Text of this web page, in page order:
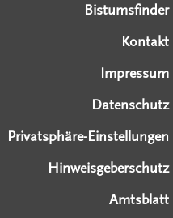
Bistumsfinder
Kontakt
Impressum
Datenschutz
Privatsphäre-Einstellungen
Hinweisgeberschutz
Amtsblatt